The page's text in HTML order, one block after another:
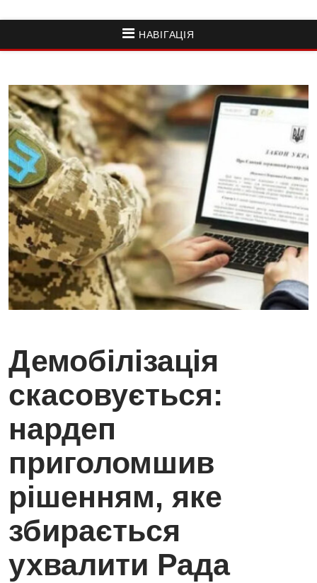
НАВІГАЦІЯ
Демобілізація
скасовується:
нардеп
приголомшив
рішенням, яке
збирається
ухвалити Рада